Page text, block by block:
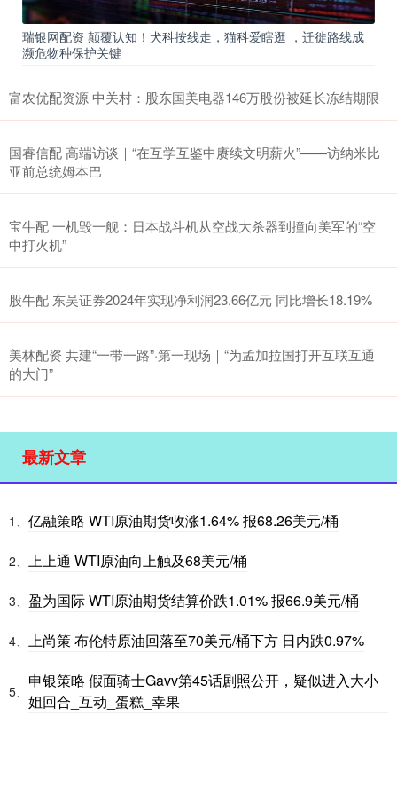
瑞银网配资 颠覆认知！犬科按线走，猫科爱瞎逛 ，迁徙路线成
濒危物种保护关键
富农优配资源 中关村：股东国美电器146万股份被延长冻结期限
国睿信配 高端访谈｜“在互学互鉴中赓续文明薪火”——访纳米比
亚前总统姆本巴
宝牛配 一机毁一舰：日本战斗机从空战大杀器到撞向美军的“空
中打火机”
股牛配 东吴证券2024年实现净利润23.66亿元 同比增长18.19%
美林配资 共建“一带一路”·第一现场｜“为孟加拉国打开互联互通
的大门”
最新文章
1、 亿融策略 WTI原油期货收涨1.64% 报68.26美元/桶
2、 上上通 WTI原油向上触及68美元/桶
3、 盈为国际 WTI原油期货结算价跌1.01% 报66.9美元/桶
4、 上尚策 布伦特原油回落至70美元/桶下方 日内跌0.97%
5、
申银策略 假面骑士Gavv第45话剧照公开，疑似进入大小
姐回合_互动_蛋糕_幸果